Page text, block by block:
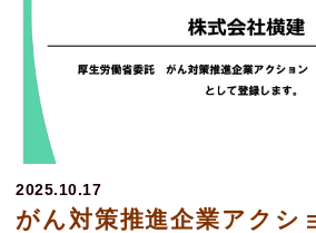
施工事例
会社情報
お問い合わせ
がん対策推進企業アクシ
2025.10.17